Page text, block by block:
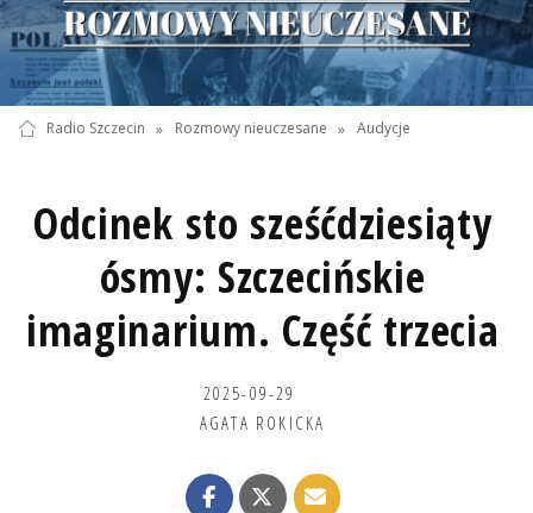
Radio Szczecin » Rozmowy nieuczesane » Audycje
Odcinek sto sześćdziesiąty
ósmy: Szczecińskie
imaginarium. Część trzecia
2025-09-29
AGATA ROKICKA